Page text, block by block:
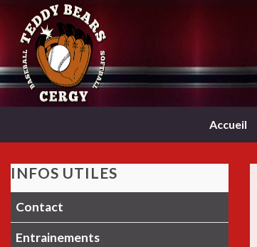
Accueil
INFOS UTILES
Contact
Entrainements